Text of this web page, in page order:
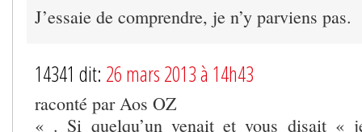
J’essaie de comprendre, je n’y parviens pas.
14341 dit: 26 mars 2013 à 14h43
raconté par Aos OZ
« . Si quelqu’un venait et vous disait «